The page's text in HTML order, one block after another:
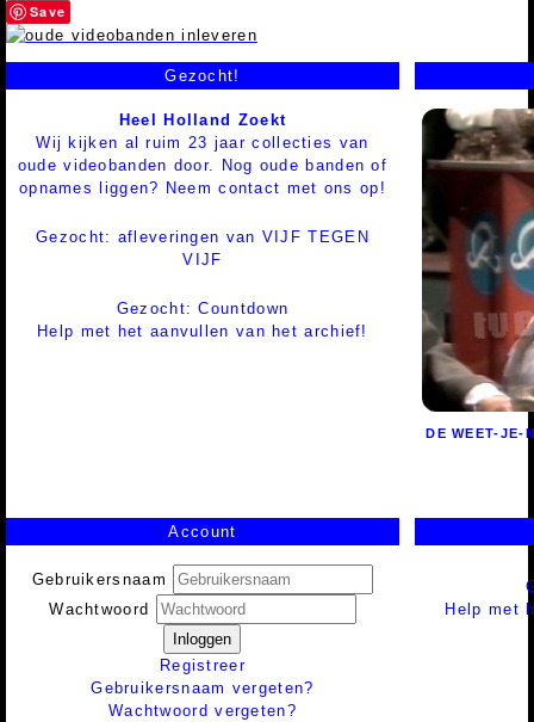
Save
Gezocht!
Heel Holland Zoekt
Wij kijken al ruim 23 jaar collecties van
oude videobanden door. Nog oude banden of
opnames liggen? Neem contact met ons op!
Gezocht: afleveringen van VIJF TEGEN
VIJF
Gezocht: Countdown
Help met het aanvullen van het archief!
DE WEET-JE-
Account
Gebruikersnaam
Wachtwoord
Inloggen
Registreer
Gebruikersnaam vergeten?
Wachtwoord vergeten?
Help met